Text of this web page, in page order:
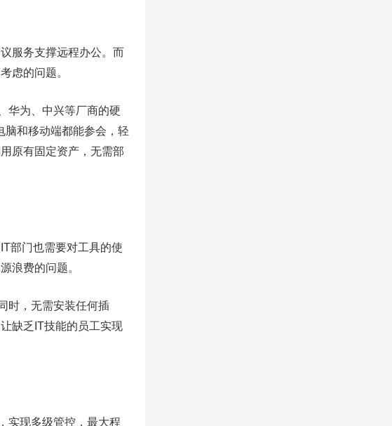
服务支撑远程办公。而
虑的问题。
为、中兴等厂商的硬
脑和移动端都能参会，轻
原有固定资产，无需部
部门也需要对工具的使
浪费的问题。
时，无需安装任何插
缺乏IT技能的员工实现
现多级管控，最大程